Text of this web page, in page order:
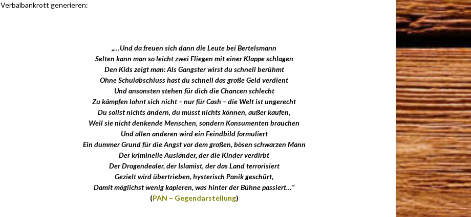
Verbalbankrott generieren:
„…Und da freuen sich dann die Leute bei Bertelsmann
Selten kann man so leicht zwei Fliegen mit einer Klappe schlagen
Den Kids zeigt man: Als Gangster wirst du schnell berühmt
Ohne Schulabschluss hast du schnell das große Geld verdient
Und ansonsten stehen für dich die Chancen schlecht
Zu kämpfen lohnt sich nicht – nur für Cash – die Welt ist ungerecht
Du sollst nichts ändern, du müsst nichts können, außer kaufen,
Weil sie nicht denkende Menschen, sondern Konsumenten brauchen
Und allen anderen wird ein Feindbild formuliert
Ein dummer Grund für die Angst vor dem großen, bösen schwarzen Mann
Der kriminelle Ausländer, der die Kinder verdirbt
Der Drogendealer, der Islamist, der das Land terrorisiert
Gezielt wird übertrieben, hysterisch Panik geschürt,
Damit möglichst wenig kapieren, was hinter der Bühne passiert…“
(PAN – Gegendarstellung)